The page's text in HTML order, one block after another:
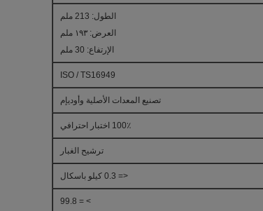
الطول: 213 ملم
العرض: ١٩٣ ملم
الإرتفاع: 30 ملم
ISO / TS16949
تصنيع المعدات الأصلية وأوديإم
100٪ اختبار احترافي
ترشيح الغبار
<= 0.3 كيلو باسكال
> = 99.8